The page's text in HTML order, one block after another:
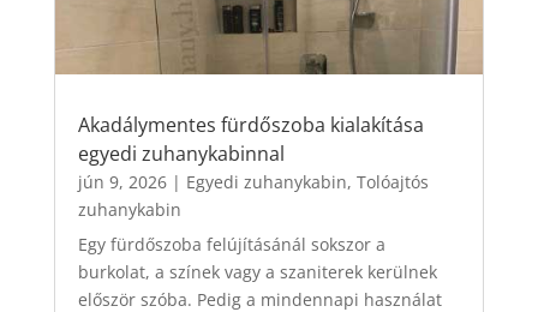
Akadálymentes fürdőszoba kialakítása
egyedi zuhanykabinnal
jún 9, 2026| Egyedi zuhanykabin, Tolóajtós
zuhanykabin
Egy fürdőszoba felújításánál sokszor a
burkolat, a színek vagy a szaniterek kerülnek
először szóba. Pedig a mindennapi használat